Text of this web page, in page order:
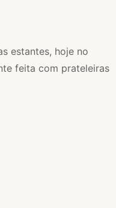
estantes, hoje no
feita com prateleiras